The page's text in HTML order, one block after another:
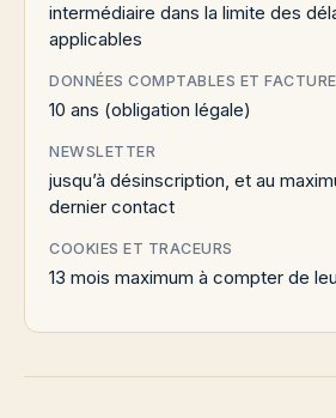
intermédiaire dans la limite des
applicables
DONNÉES COMPTABLES ET
10 ans (obligation légale)
NEWSLETTER
jusqu’à désinscription, et au
dernier contact
COOKIES ET TRACEURS
13 mois maximum à compter de